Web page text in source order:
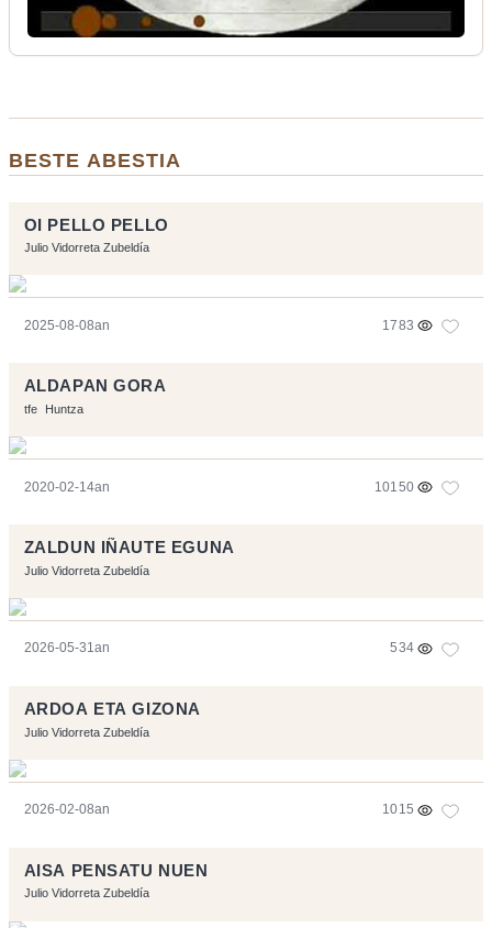
BESTE ABESTIA
OI PELLO PELLO
Julio Vidorreta Zubeldía
2025-08-08an 1783
ALDAPAN GORA
tfe Huntza
2020-02-14an 10150
ZALDUN IÑAUTE EGUNA
Julio Vidorreta Zubeldía
2026-05-31an 534
ARDOA ETA GIZONA
Julio Vidorreta Zubeldía
2026-02-08an 1015
AISA PENSATU NUEN
Julio Vidorreta Zubeldía